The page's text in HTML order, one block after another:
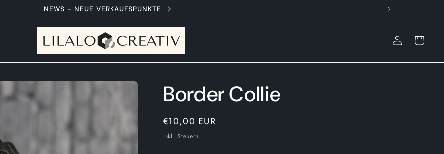
Neue Artikel werden regelmäßig gelauncht
EinloggenWarenkorb
Border Collie
Normaler
Preis
€10,00 EUR
Inkl. Steuern.